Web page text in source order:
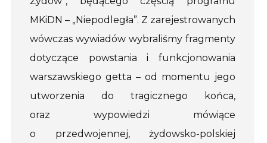
MKiDN – „Niepodległa”. Z zarejestrowanych
wówczas wywiadów wybraliśmy fragmenty
dotyczące powstania i funkcjonowania
warszawskiego getta – od momentu jego
utworzenia do tragicznego końca,
oraz wypowiedzi mówiące
o przedwojennej, żydowsko-polskiej